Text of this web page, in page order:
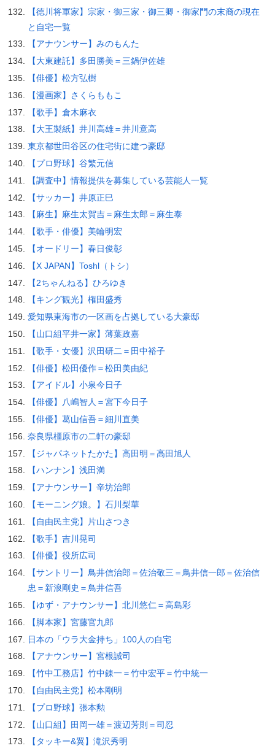
【徳川将軍家】宗家・御三家・御三卿・御家門の末裔の現在
と自宅一覧
【アナウンサー】みのもんた
【大東建託】多田勝美＝三鍋伊佐雄
【俳優】松方弘樹
【漫画家】さくらももこ
【歌手】倉木麻衣
【大王製紙】井川高雄＝井川意高
東京都世田谷区の住宅街に建つ豪邸
【プロ野球】谷繁元信
【調査中】情報提供を募集している芸能人一覧
【サッカー】井原正巳
【麻生】麻生太賀吉＝麻生太郎＝麻生泰
【歌手・俳優】美輪明宏
【オードリー】春日俊彰
【X JAPAN】Toshl（トシ）
【2ちゃんねる】ひろゆき
【キング観光】権田盛秀
愛知県東海市の一区画を占拠している大豪邸
【山口組平井一家】薄葉政嘉
【歌手・女優】沢田研二＝田中裕子
【俳優】松田優作＝松田美由紀
【アイドル】小泉今日子
【俳優】八嶋智人＝宮下今日子
【俳優】葛山信吾＝細川直美
奈良県橿原市の二軒の豪邸
【ジャパネットたかた】高田明＝高田旭人
【ハンナン】浅田満
【アナウンサー】辛坊治郎
【モーニング娘。】石川梨華
【自由民主党】片山さつき
【歌手】吉川晃司
【俳優】役所広司
【サントリー】鳥井信治郎＝佐治敬三＝鳥井信一郎＝佐治信
忠＝新浪剛史＝鳥井信吾
【ゆず・アナウンサー】北川悠仁＝高島彩
【脚本家】宮藤官九郎
日本の「ウラ大金持ち」100人の自宅
【アナウンサー】宮根誠司
【竹中工務店】竹中錬一＝竹中宏平＝竹中統一
【自由民主党】松本剛明
【プロ野球】張本勲
【山口組】田岡一雄＝渡辺芳則＝司忍
【タッキー&翼】滝沢秀明